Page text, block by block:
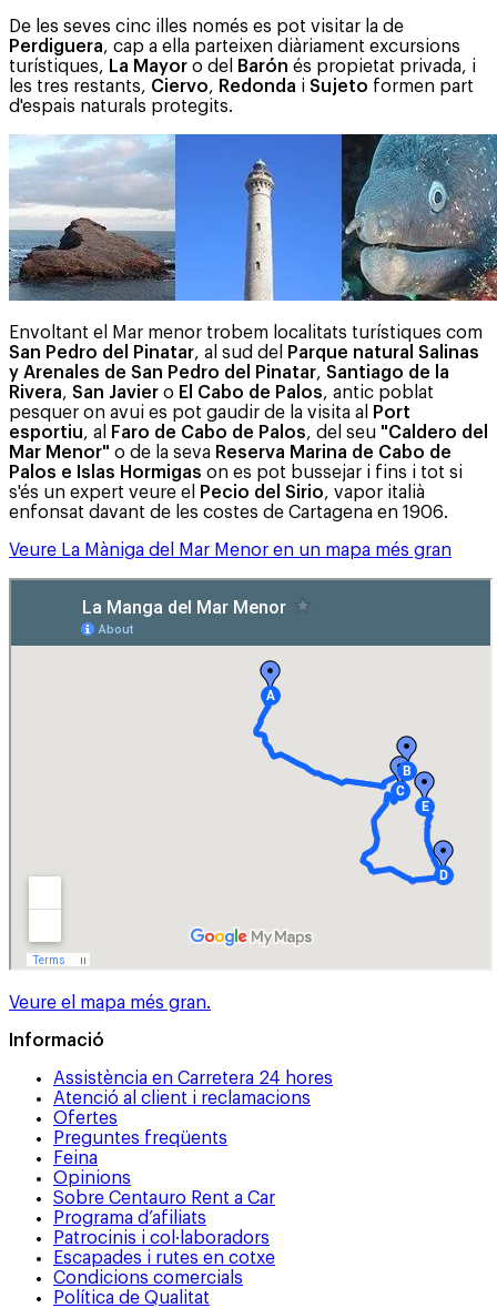
De les seves cinc illes només es pot visitar la de
Perdiguera, cap a ella parteixen diàriament excursions
turístiques, La Mayor o del Barón és propietat privada, i
les tres restants, Ciervo, Redonda i Sujeto formen part
d'espais naturals protegits.
Envoltant el Mar menor trobem localitats turístiques com
San Pedro del Pinatar, al sud del
Parque natural Salinas
y Arenales de San Pedro del Pinatar, Santiago de la
Rivera, San Javier o El Cabo de Palos, antic poblat
pesquer on avui es pot gaudir de la visita al
Port
esportiu, al Faro de Cabo de Palos, del seu "Caldero del
Mar Menor" o de la seva Reserva Marina de Cabo de
Palos e Islas Hormigas on es pot bussejar i fins i tot si
s'és un expert veure el
Pecio del Sirio, vapor italià
enfonsat davant de les costes de Cartagena en 1906.
Veure La Màniga del Mar Menor en un mapa més gran
Veure el mapa més gran.
Informació
Assistència en Carretera 24 hores
Atenció al client i reclamacions
Ofertes
Preguntes freqüents
Feina
Opinions
Sobre Centauro Rent a Car
Programa d’afiliats
Patrocinis i col·laboradors
Escapades i rutes en cotxe
Condicions comercials
Política de Qualitat